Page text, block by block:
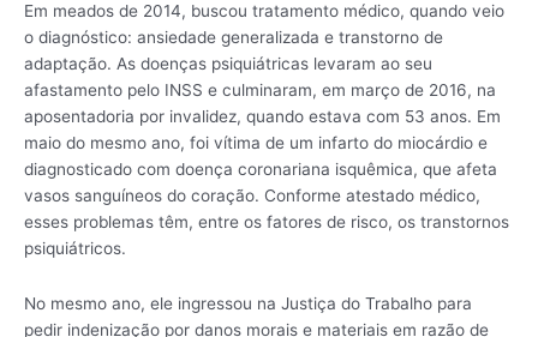
Em meados de 2014, buscou tratamento médico, quando veio
o diagnóstico: ansiedade generalizada e transtorno de
adaptação. As doenças psiquiátricas levaram ao seu
afastamento pelo INSS e culminaram, em março de 2016, na
aposentadoria por invalidez, quando estava com 53 anos. Em
maio do mesmo ano, foi vítima de um infarto do miocárdio e
diagnosticado com doença coronariana isquêmica, que afeta
vasos sanguíneos do coração. Conforme atestado médico,
esses problemas têm, entre os fatores de risco, os transtornos
psiquiátricos.
No mesmo ano, ele ingressou na Justiça do Trabalho para
pedir indenização por danos morais e materiais em razão de